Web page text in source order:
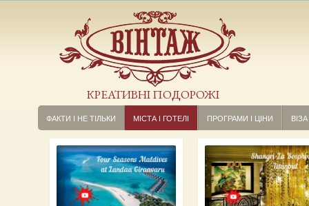
КРЕАТИВНІ ПОДОРОЖІ
ФАКТИ І НЕ ТІЛЬКИ МІСТА І ГОТЕЛІ ПРОГРАМИ І ЦІНИ ВІЗА